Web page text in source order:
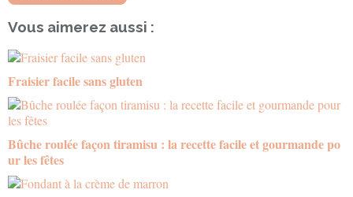
Vous aimerez aussi :
Fraisier facile sans gluten
Bûche roulée façon tiramisu : la recette facile et gourmande po
ur les fêtes